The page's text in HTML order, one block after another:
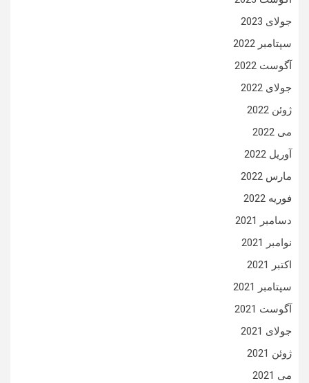
جولای 2023
سپتامبر 2022
آگوست 2022
جولای 2022
ژوئن 2022
می 2022
آوریل 2022
مارس 2022
فوریه 2022
دسامبر 2021
نوامبر 2021
اکتبر 2021
سپتامبر 2021
آگوست 2021
جولای 2021
ژوئن 2021
می 2021